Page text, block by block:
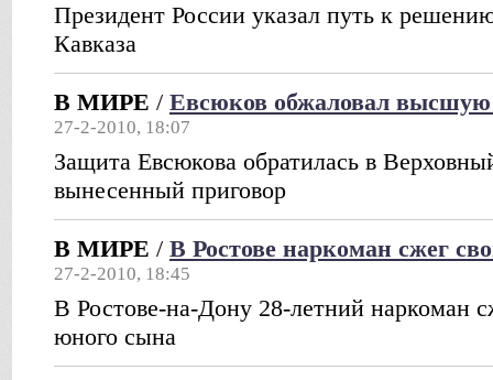
Президент России указал путь к
Кавказа
В МИРЕ / Евсюков обжаловал высшую
27-2-2010, 18:07
Защита Евсюкова обратилась в
вынесенный приговор
В МИРЕ / В Ростове наркоман сжег
27-2-2010, 18:45
В Ростове-на-Дону 28-летний наркоман
юного сына